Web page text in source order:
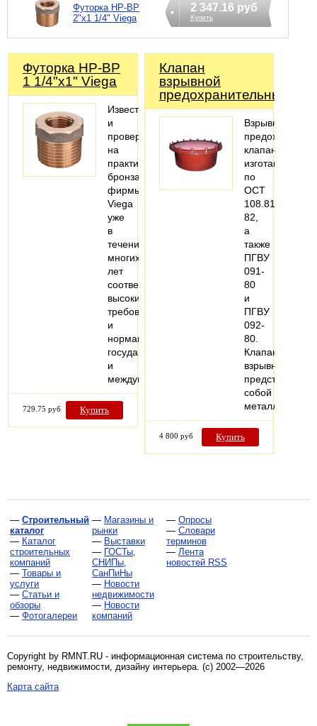
Футорка НР-ВР
2"х1 1/4" Viega
2 347.16 руб
Купить
Футорка НР-ВР
1 1/4"х1" Viega
Известная
и
проверенная
на
практике
бронза
фирмы
Viega
уже
в
течение
многих
лет
соответствует
высоким
требованиям
и
нормам
государственных
и
международных…
729.75 руб Купить
Клапан
взрывной
предохранительный
Взрывной
клапан
по
ОСТ
108.812.03-
82,
а
также
ПГВУ
091-
80
и
ПГВУ
092-
80.
Клапан
взрывной
представляет
собой
4 800 руб Купить
— Строительный
каталог
— Каталог
строительных
компаний
— Товары и
услуги
— Статьи и
обзоры
— Фотогалереи
— Магазины и
рынки
— Выставки
— ГОСТы,
СНИПы,
СанПиНы
— Новости
недвижимости
— Новости
компаний
— Опросы
— Словари
терминов
— Лента
новостей RSS
Copyright by RMNT.RU - информационная система по строительству,
ремонту, недвижимости, дизайну интерьера . (c) 2002—2026
Карта сайта